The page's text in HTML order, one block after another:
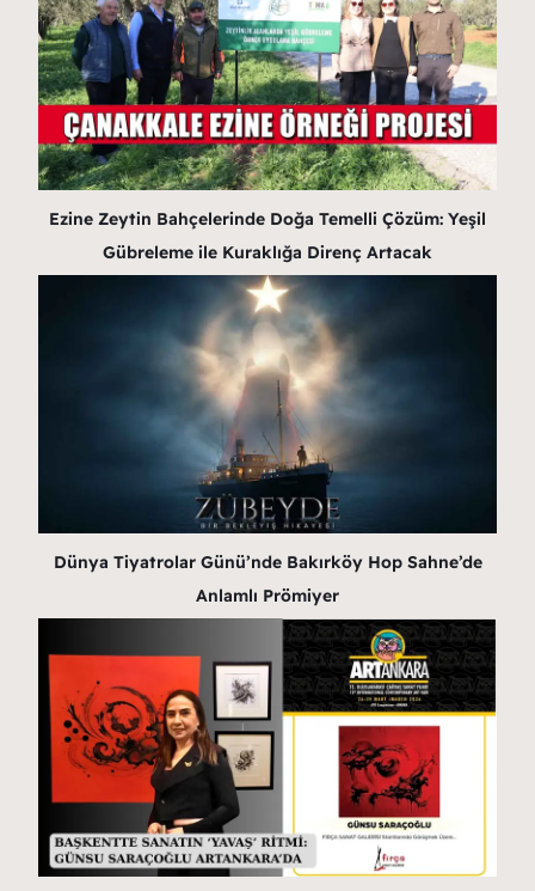
Ezine Zeytin Bahçelerinde Doğa Temelli Çözüm: Yeşil
Gübreleme ile Kuraklığa Direnç Artacak
Dünya Tiyatrolar Günü’nde Bakırköy Hop Sahne’de
Anlamlı Prömiyer